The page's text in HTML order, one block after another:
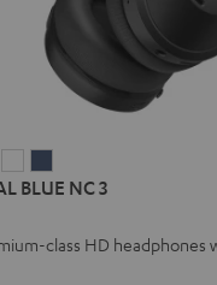
BLUE
3
BLUE
3
BLUE NC 3
class HD headphones